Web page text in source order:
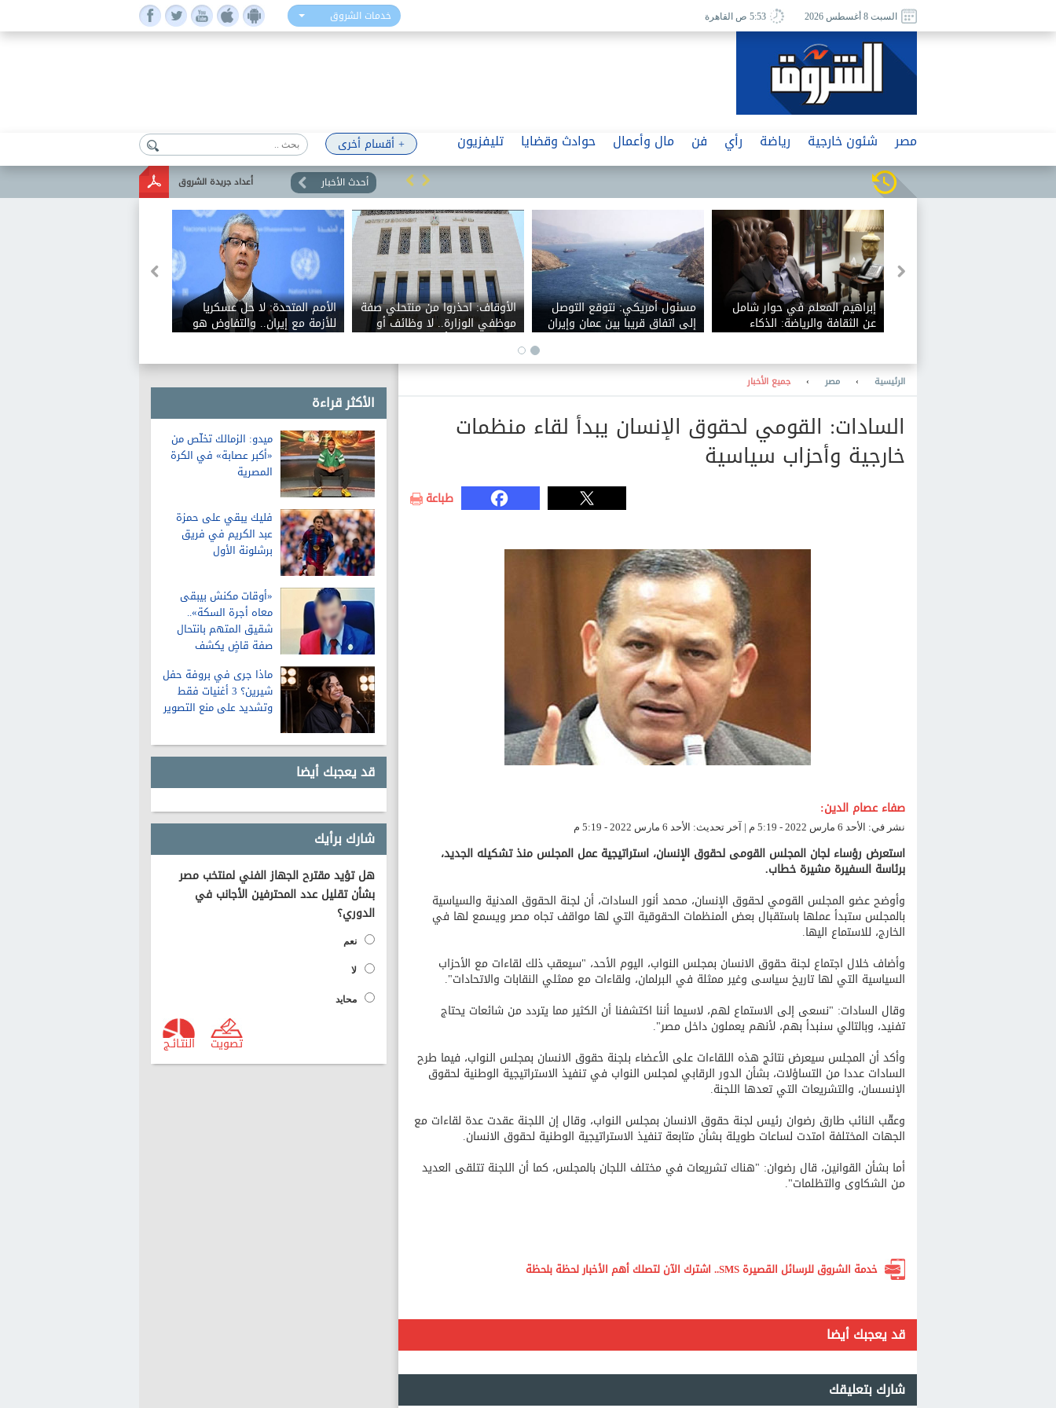
خدمات الشروق السبت 8 أغسطس 2026 5:53 ص القاهرة
+ أقسام أخرى مصر شئون خارجية رياضة رأي فن مال وأعمال حوادث وقضايا تليفزيون
أعداد جريدة الشروق أحدث الأخبار
إبراهيم المعلم في حوار شامل
عن الثقافة والرياضة: الذكاء
الاصطناعي يفيد الثقافة
والتعليم
مسئول أمريكي: نتوقع التوصل
إلى اتفاق قريبا بين عمان وإيران
حول مضيق هرمز
الأوقاف: احذروا من منتحلي صفة
موظفي الوزارة.. لا وظائف أو
تعيينات مقابل أموال
الأمم المتحدة: لا حل عسكريا
للأزمة مع إيران.. والتفاوض هو
السبيل الوحيد
الأكثر قراءة
ميدو: الزمالك تخلّص من
«أكبر عصابة» في الكرة
المصرية
فليك يبقي على حمزة
عبد الكريم في فريق
برشلونة الأول
«أوقات مكنش بيبقى
معاه أجرة السكة»..
شقيق المتهم بانتحال
صفة قاضٍ يكشف
الواقعة
ماذا جرى في بروفة حفل
شيرين؟ 3 أغنيات فقط
وتشديد على منع التصوير
قد يعجبك أيضا
شارك برأيك
هل تؤيد مقترح الجهاز الفني لمنتخب مصر
بشأن تقليل عدد المحترفين الأجانب في
الدوري؟
نعم
لا
محايد
النتـائـج تصويت
الرئيسية › مصر › جميع الأخبار
السادات: القومي لحقوق الإنسان يبدأ لقاء منظمات
خارجية وأحزاب سياسية
طباعة
صفاء عصام الدين:
نشر في: الأحد 6 مارس 2022 - 5:19 م | آخر تحديث: الأحد 6 مارس 2022 - 5:19 م
استعرض رؤساء لجان المجلس القومى لحقوق الإنسان، استراتيجية عمل المجلس منذ تشكيله الجديد،
برئاسة السفيرة مشيرة خطاب.
وأوضح عضو المجلس القومي لحقوق الإنسان، محمد أنور السادات، أن لجنة الحقوق المدنية والسياسية
بالمجلس ستبدأ عملها باستقبال بعض المنظمات الحقوقية التي لها مواقف تجاه مصر ويسمع لها في
الخارج، للاستماع اليها.
وأضاف خلال اجتماع لجنة حقوق الانسان بمجلس النواب، اليوم الأحد، "سيعقب ذلك لقاءات مع الأحزاب
السياسية التي لها تاريخ سياسى وغير ممثلة في البرلمان، ولقاءات مع ممثلي النقابات والاتحادات".
وقال السادات: "نسعى إلى الاستماع لهم، لاسيما أننا اكتشفنا أن الكثير مما يتردد من شائعات يحتاج
تفنيد، وبالتالي سنبدأ بهم، لأنهم يعملون داخل مصر".
وأكد أن المجلس سيعرض نتائج هذه اللقاءات على الأعضاء بلجنة حقوق الانسان بمجلس النواب، فيما طرح
السادات عددا من التساؤلات، بشأن الدور الرقابي لمجلس النواب في تنفيذ الاستراتيجية الوطنية لحقوق
الإنسسان، والتشريعات التي تعدها اللجنة.
وعقّب النائب طارق رضوان رئيس لجنة حقوق الانسان بمجلس النواب، وقال إن اللجنة عقدت عدة لقاءات مع
الجهات المختلفة امتدت لساعات طويلة بشأن متابعة تنفيذ الاستراتيجية الوطنية لحقوق الانسان.
أما بشأن القوانين، قال رضوان: "هناك تشريعات في مختلف اللجان بالمجلس، كما أن اللجنة تتلقى العديد
من الشكاوى والتظلمات".
خدمة الشروق للرسائل القصيرة SMS.. اشترك الآن لتصلك أهم الأخبار لحظة بلحظة
قد يعجبك أيضا
شارك بتعليقك